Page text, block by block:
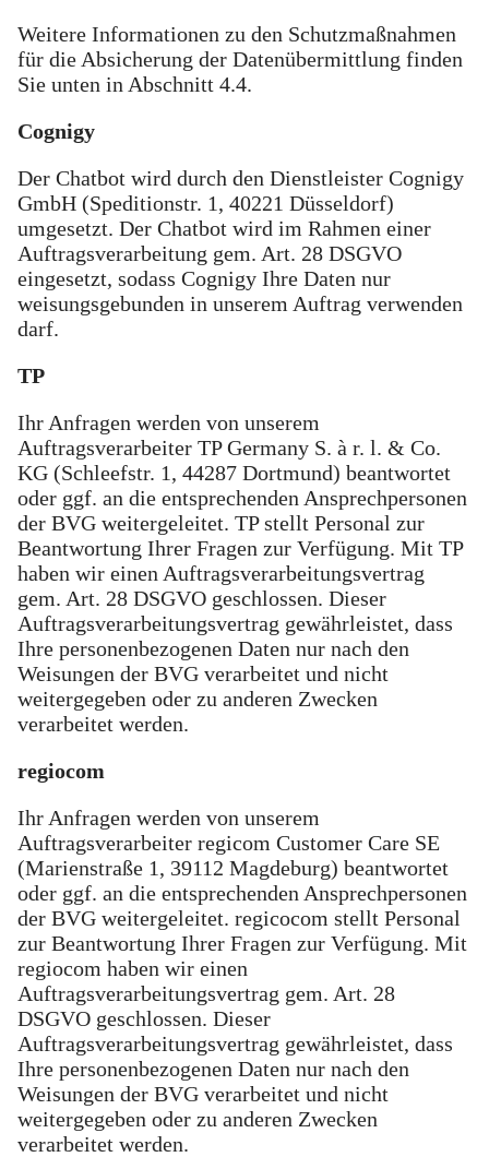
Weitere Informationen zu den Schutzmaßnahmen
für die Absicherung der Datenübermittlung finden
Sie unten in Abschnitt 4.4.
Cognigy
Der Chatbot wird durch den Dienstleister Cognigy
GmbH (Speditionstr. 1, 40221 Düsseldorf)
umgesetzt. Der Chatbot wird im Rahmen einer
Auftragsverarbeitung gem. Art. 28 DSGVO
eingesetzt, sodass Cognigy Ihre Daten nur
weisungsgebunden in unserem Auftrag verwenden
darf.
TP
Ihr Anfragen werden von unserem
Auftragsverarbeiter TP Germany S. à r. l. & Co.
KG (Schleefstr. 1, 44287 Dortmund) beantwortet
oder ggf. an die entsprechenden Ansprechpersonen
der BVG weitergeleitet. TP stellt Personal zur
Beantwortung Ihrer Fragen zur Verfügung. Mit TP
haben wir einen Auftragsverarbeitungsvertrag
gem. Art. 28 DSGVO geschlossen. Dieser
Auftragsverarbeitungsvertrag gewährleistet, dass
Ihre personenbezogenen Daten nur nach den
Weisungen der BVG verarbeitet und nicht
weitergegeben oder zu anderen Zwecken
verarbeitet werden.
regiocom
Ihr Anfragen werden von unserem
Auftragsverarbeiter regicom Customer Care SE
(Marienstraße 1, 39112 Magdeburg) beantwortet
oder ggf. an die entsprechenden Ansprechpersonen
der BVG weitergeleitet. regicocom stellt Personal
zur Beantwortung Ihrer Fragen zur Verfügung. Mit
regiocom haben wir einen
Auftragsverarbeitungsvertrag gem. Art. 28
DSGVO geschlossen. Dieser
Auftragsverarbeitungsvertrag gewährleistet, dass
Ihre personenbezogenen Daten nur nach den
Weisungen der BVG verarbeitet und nicht
weitergegeben oder zu anderen Zwecken
verarbeitet werden.